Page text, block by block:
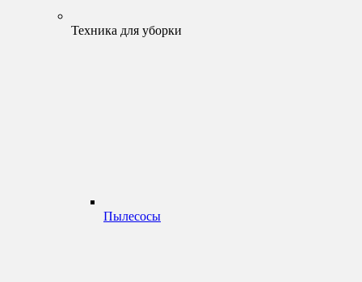
Техника для уборки
Пылесосы